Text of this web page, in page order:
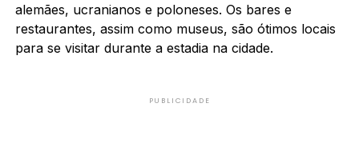
alemães, ucranianos e poloneses. Os bares e
restaurantes, assim como museus, são ótimos locais
para se visitar durante a estadia na cidade.
PUBLICIDADE